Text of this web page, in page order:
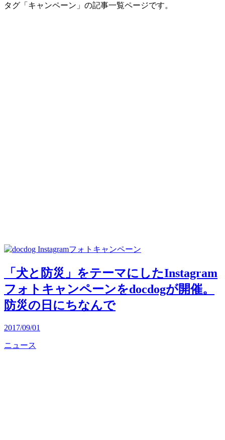
タグ「キャンペーン」の記事一覧ページです。
「犬と防災」をテーマにしたInstagram
フォトキャンペーンをdocdogが開催。
防災の日にちなんで
2017/09/01
ニュース